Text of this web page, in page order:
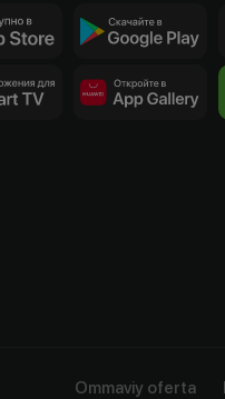
Ommaviy oferta